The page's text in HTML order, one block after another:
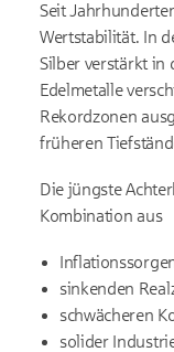
Seit
Wertstabilität. In
Silber verstärkt in
Edelmetalle
Rekordzonen
früheren
Die jüngste
Kombination aus
sinkenden
schwächeren
solider